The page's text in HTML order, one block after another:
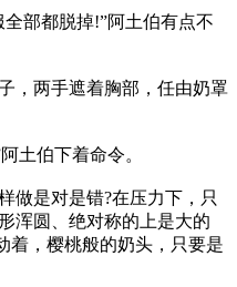
部都脱掉!”阿土伯有点不
两手遮着胸部，任由奶罩
伯下着命令。
是对是错?在压力下，只
浑圆、绝对称的上是大的
着，樱桃般的奶头，只要是